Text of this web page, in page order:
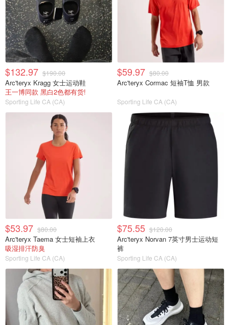
$132.97 $190.00
Arc'teryx Kragg 女士运动鞋
王一博同款 黑白2色都有货!
Sporting Life CA (CA)
$59.97 $80.00
Arc'teryx Cormac 短袖T恤 男款
Sporting Life CA (CA)
$53.97 $80.00
Arc'teryx Taema 女士短袖上衣
吸湿排汗防臭
Sporting Life CA (CA)
$75.55 $120.00
Arc'teryx Norvan 7英寸男士运动短
裤
Sporting Life CA (CA)